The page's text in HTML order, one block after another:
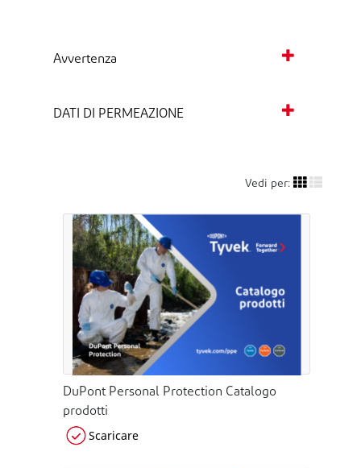
Avvertenza
DATI DI PERMEAZIONE
Vedi per:
DuPont Personal Protection Catalogo
prodotti
Scaricare